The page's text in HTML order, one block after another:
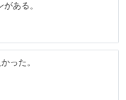
ある。
った。